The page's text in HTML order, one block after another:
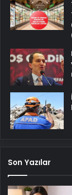
Son Yazılar